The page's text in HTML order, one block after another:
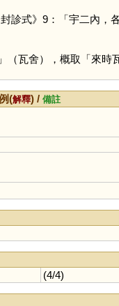
式》9：「宇二內，
瓦舍），概取「來時
(解釋) /備註
(4/4)